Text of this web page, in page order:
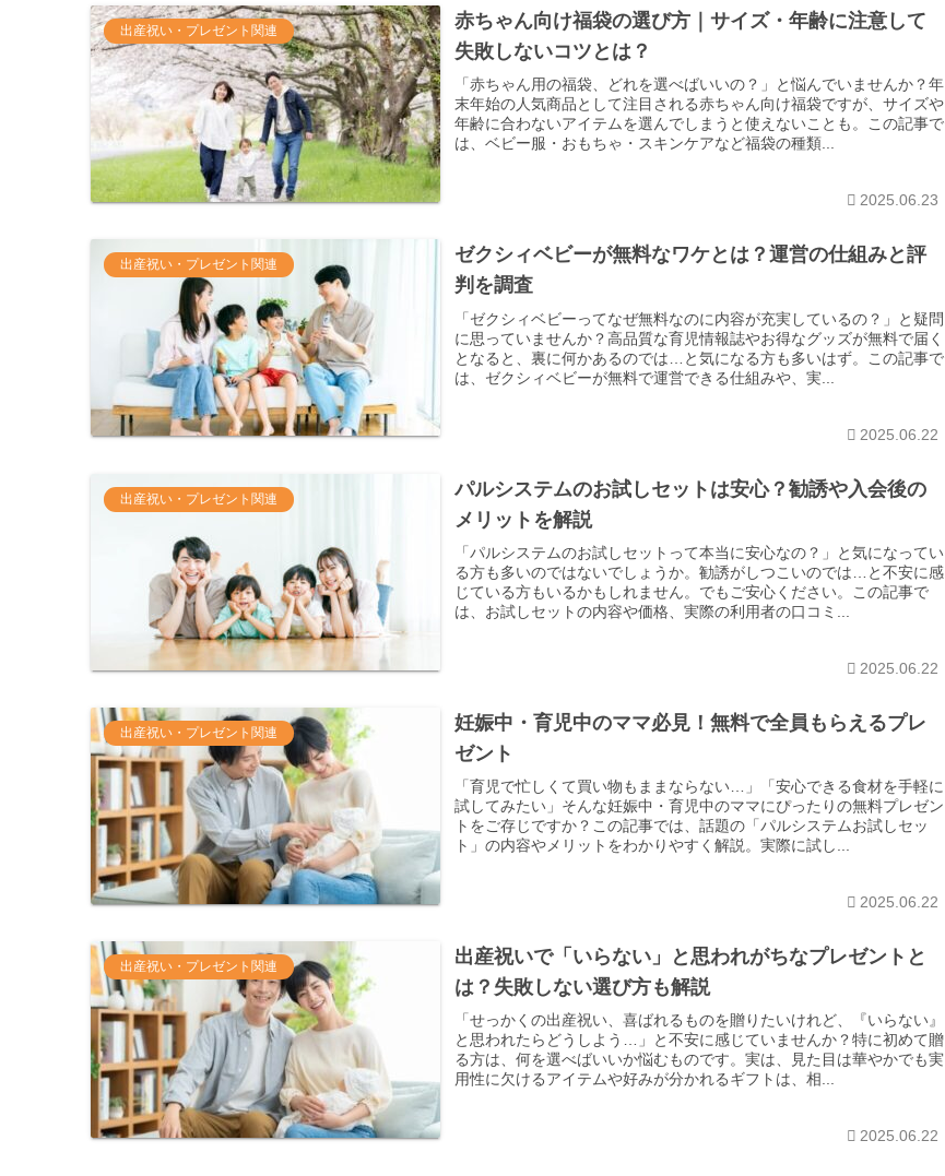
出産祝い・プレゼント関連
赤ちゃん向け福袋の選び方｜サイズ・年齢に注意して
失敗しないコツとは？
「赤ちゃん用の福袋、どれを選べばいいの？」と悩んでいませんか？年
末年始の人気商品として注目される赤ちゃん向け福袋ですが、サイズや
年齢に合わないアイテムを選んでしまうと使えないことも。この記事で
は、ベビー服・おもちゃ・スキンケアなど福袋の種類...
2025.06.23
出産祝い・プレゼント関連
ゼクシィベビーが無料なワケとは？運営の仕組みと評
判を調査
「ゼクシィベビーってなぜ無料なのに内容が充実しているの？」と疑問
に思っていませんか？高品質な育児情報誌やお得なグッズが無料で届く
となると、裏に何かあるのでは…と気になる方も多いはず。この記事で
は、ゼクシィベビーが無料で運営できる仕組みや、実...
2025.06.22
出産祝い・プレゼント関連
パルシステムのお試しセットは安心？勧誘や入会後の
メリットを解説
「パルシステムのお試しセットって本当に安心なの？」と気になってい
る方も多いのではないでしょうか。勧誘がしつこいのでは…と不安に感
じている方もいるかもしれません。でもご安心ください。この記事で
は、お試しセットの内容や価格、実際の利用者の口コミ...
2025.06.22
出産祝い・プレゼント関連
妊娠中・育児中のママ必見！無料で全員もらえるプレ
ゼント
「育児で忙しくて買い物もままならない…」「安心できる食材を手軽に
試してみたい」そんな妊娠中・育児中のママにぴったりの無料プレゼン
トをご存じですか？この記事では、話題の「パルシステムお試しセッ
ト」の内容やメリットをわかりやすく解説。実際に試し...
2025.06.22
出産祝い・プレゼント関連
出産祝いで「いらない」と思われがちなプレゼントと
は？失敗しない選び方も解説
「せっかくの出産祝い、喜ばれるものを贈りたいけれど、『いらない』
と思われたらどうしよう…」と不安に感じていませんか？特に初めて贈
る方は、何を選べばいいか悩むものです。実は、見た目は華やかでも実
用性に欠けるアイテムや好みが分かれるギフトは、相...
2025.06.22